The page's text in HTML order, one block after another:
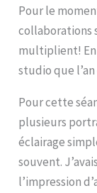
Pour le
collaborations
multiplient! En
studio que
Pour cette
plusieurs
éclairage
souvent.
l’impression